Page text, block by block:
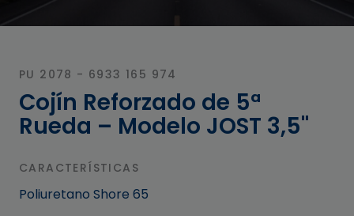
PU 2078 - 6933 165 974
Cojín Reforzado de 5ª
Rueda – Modelo JOST 3,5"
CARACTERÍSTICAS
Poliuretano Shore 65